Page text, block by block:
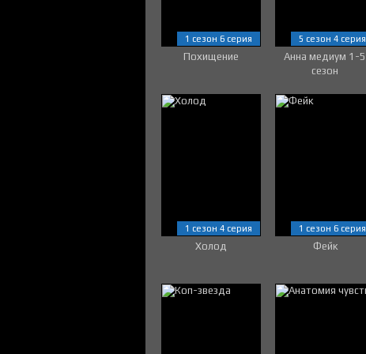
Похищение
1 сезон 6 серия
Анна медиум 1-5
сезон
5 сезон 4 серия
Холод
1 сезон 4 серия
Фейк
1 сезон 6 серия